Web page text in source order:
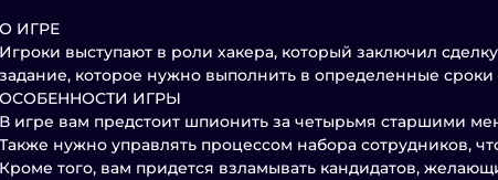
О ИГРЕ
Игроки выступают в роли хакера, который заключил
задание, которое нужно выполнить в определенные
ОСОБЕННОСТИ ИГРЫ
В игре вам предстоит шпионить за четырьмя старшими
Также нужно управлять процессом набора сотрудников,
Кроме того, вам придется взламывать кандидатов,